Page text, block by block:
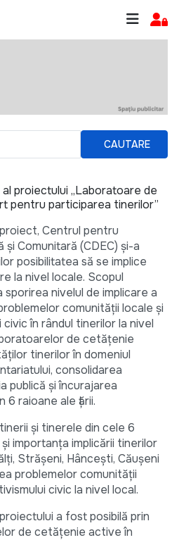
CAUTARE
proiectului „Laboratoare de
pentru participarea tinerilor”
Centrul pentru
Comunitară (CDEC) și-a
posibilitatea să se implice
la nivel locale. Scopul
nivelul de implicare a
comunității locale și
în rândul tinerilor la nivel
de cetățenie
tinerilor în domeniul
consolidarea
publică și încurajarea
raioane ale țării.
și tinerele din cele 6
importanța implicării tinerilor
Strășeni, Hâncești, Căușeni
problemelor comunității
civic la nivel local.
a fost posibilă prin
de cetățenie active în